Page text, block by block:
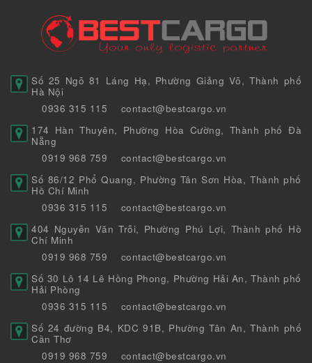
Số 25 Ngõ 81 Láng Hạ, Phường Giảng Võ, Thành phố
Hà Nội
0936 315 115
contact@bestcargo.vn
174 Hàn Thuyên, Phường Hòa Cường, Thành phố Đà
Nẵng
0919 968 759
contact@bestcargo.vn
Số 86/12 Phổ Quang, Phường Tân Sơn Hòa, Thành phố
Hồ Chí Minh
0936 315 115
contact@bestcargo.vn
404 Nguyễn Văn Trỗi, Phường Phú Lợi, Thành phố Hồ
Chí Minh
0919 968 759
contact@bestcargo.vn
Số 30 Lô 14 Lê Hồng Phong, Phường Hải An, Thành phố
Hải Phòng
0936 315 115
contact@bestcargo.vn
Số 24 đường B4, KDC 91B, Phường Tân An, Thành phố
Cần Thơ
0919 968 759
contact@bestcargo.vn